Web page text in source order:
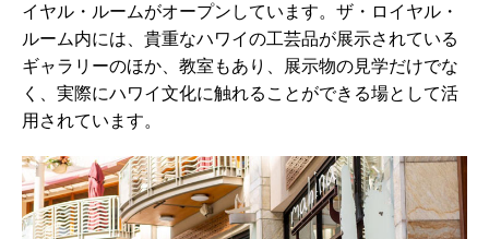
イヤル・ルームがオープンしています。ザ・ロイヤル・
ルーム内には、貴重なハワイの工芸品が展示されている
ギャラリーのほか、教室もあり、展示物の見学だけでな
く、実際にハワイ文化に触れることができる場として活
用されています。